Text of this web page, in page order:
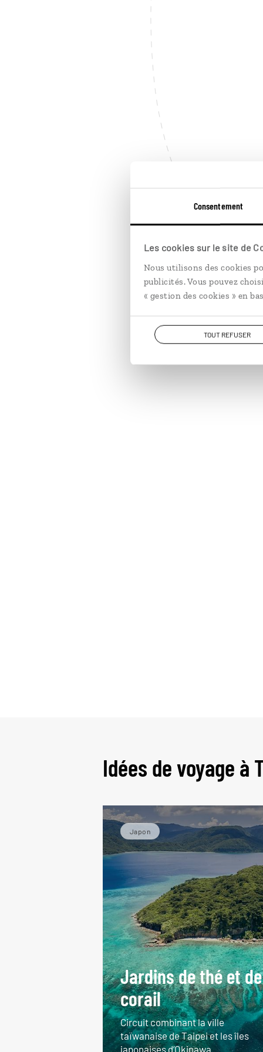
Consentement
Les cookies sur le site de
Nous utilisons des cookies
publicités. Vous pouvez
« gestion des cookies » en
TOUT REFUSER
Idées de voyage à
Japon
Jardins de thé et de
corail
Circuit combinant la ville
taïwanaise de Taipei et les îles
japonaises d’Okinawa.